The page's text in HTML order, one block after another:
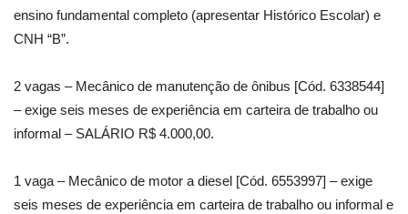
ensino fundamental completo (apresentar Histórico Escolar) e
CNH “B”.
2 vagas – Mecânico de manutenção de ônibus [Cód. 6338544]
– exige seis meses de experiência em carteira de trabalho ou
informal – SALÁRIO R$ 4.000,00.
1 vaga – Mecânico de motor a diesel [Cód. 6553997] – exige
seis meses de experiência em carteira de trabalho ou informal e